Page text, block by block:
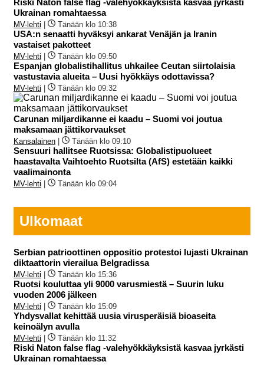
Riski Naton false flag -valehyökkäyksistä kasvaa jyrkästi
Ukrainan romahtaessa
MV-lehti Tänään klo 10:38
USA:n senaatti hyväksyi ankarat Venäjän ja Iranin
vastaiset pakotteet
MV-lehti Tänään klo 09:50
Espanjan globalistihallitus uhkailee Ceutan siirtolaisia
vastustavia alueita – Uusi hyökkäys odottavissa?
MV-lehti Tänään klo 09:32
Carunan miljardikanne ei kaadu – Suomi voi joutua
maksamaan jättikorvaukset
Kansalainen Tänään klo 09:10
Sensuuri hallitsee Ruotsissa: Globalistipuolueet
haastavalta Vaihtoehto Ruotsilta (AfS) estetään kaikki
vaalimainonta
MV-lehti Tänään klo 09:04
Ulkomaat
Serbian patrioottinen oppositio protestoi lujasti Ukrainan
diktaattorin vierailua Belgradissa
MV-lehti Tänään klo 15:36
Ruotsi kouluttaa yli 9000 varusmiestä – Suurin luku
vuoden 2006 jälkeen
MV-lehti Tänään klo 15:09
Yhdysvallat kehittää uusia virusperäisiä bioaseita
keinoälyn avulla
MV-lehti Tänään klo 11:32
Riski Naton false flag -valehyökkäyksistä kasvaa jyrkästi
Ukrainan romahtaessa